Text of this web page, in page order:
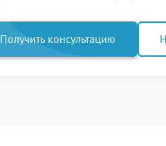
Получить консультацию